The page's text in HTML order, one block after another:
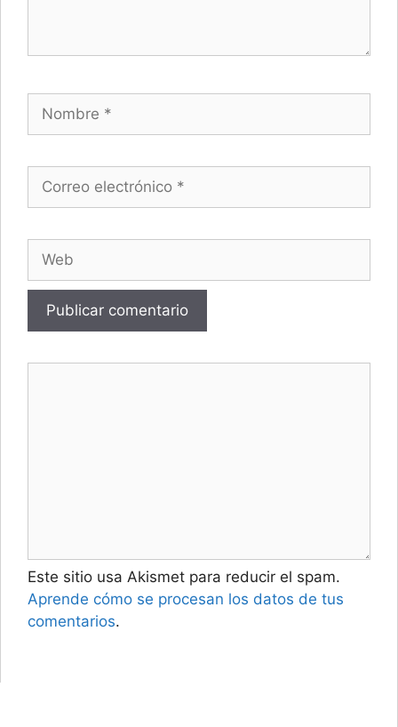
Este sitio usa Akismet para reducir el spam.
Aprende cómo se procesan los datos de tus
comentarios.